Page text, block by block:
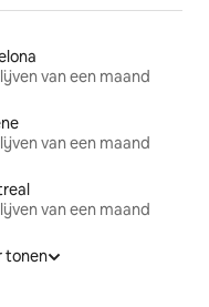
van een maand
van een maand
van een maand
tonen